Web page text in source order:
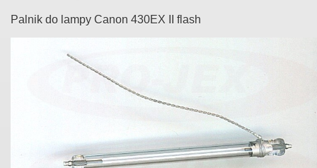
Palnik do lampy Canon 430EX II flash